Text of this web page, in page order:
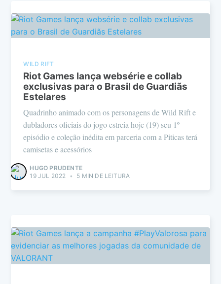
WILD RIFT
Riot Games lança websérie e collab
exclusivas para o Brasil de Guardiãs
Estelares
Quadrinho animado com os personagens de Wild Rift e
dubladores oficiais do jogo estreia hoje (19) seu 1º
episódio e coleção inédita em parceria com a Piticas terá
camisetas e acessórios
HUGO PRUDENTE
19 JUL 2022
• 5 MIN DE LEITURA